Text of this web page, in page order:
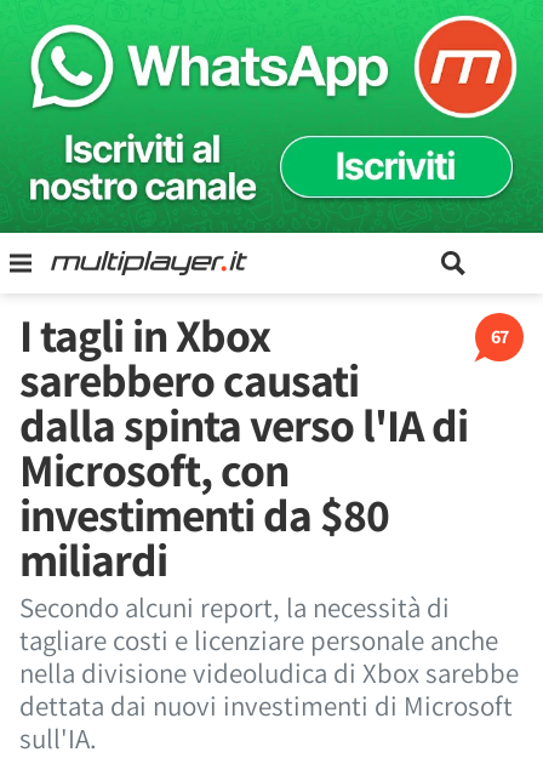
67
I tagli in Xbox
sarebbero causati
dalla spinta verso l'IA di
Microsoft, con
investimenti da $80
miliardi
Secondo alcuni report, la necessità di
tagliare costi e licenziare personale anche
nella divisione videoludica di Xbox sarebbe
dettata dai nuovi investimenti di Microsoft
sull'IA.